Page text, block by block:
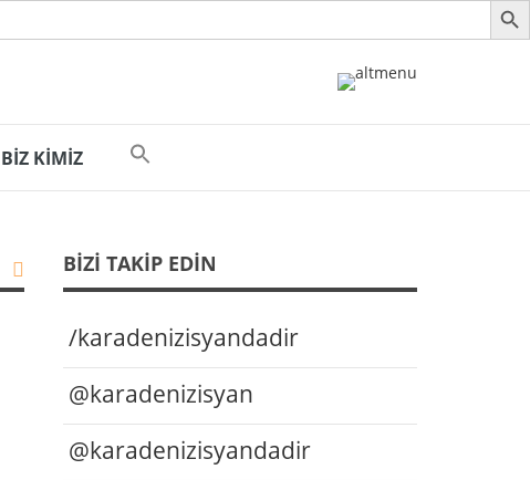
BİZ KİMİZ
BIZI TAKIP EDIN
/karadenizisyandadir
@karadenizisyan
@karadenizisyandadir